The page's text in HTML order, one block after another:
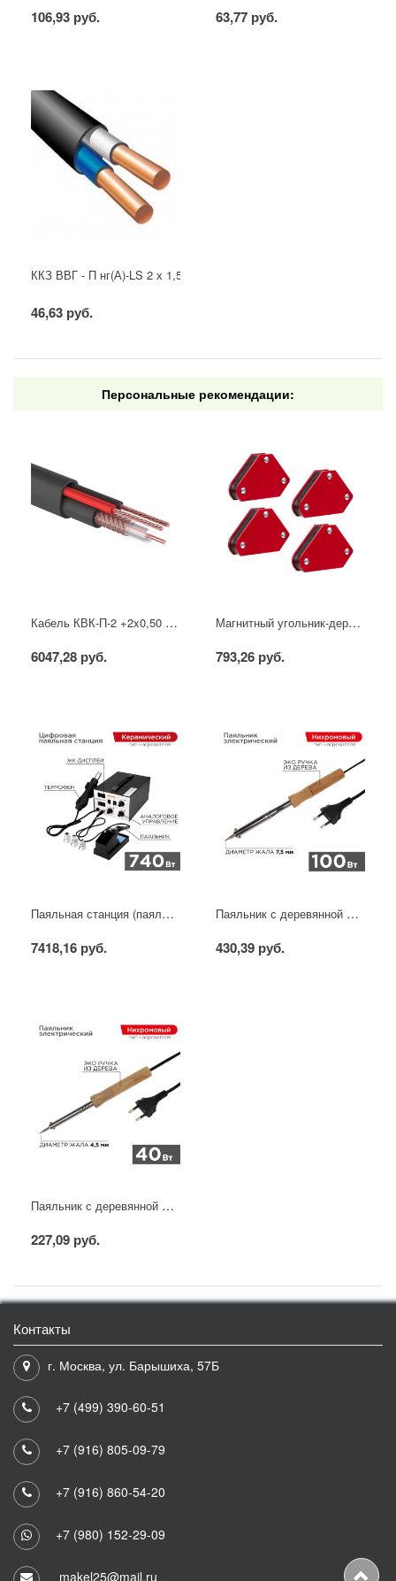
106,93 руб. 63,77 руб.
ККЗ ВВГ - П нг(А)-LS 2 х 1,5 ГОСТ
46,63 руб.
Персональные рекомендации:
Кабель КВК-П-2 +2x0,50 мм² (Cu/CCA) (96) черный, 200 м, PROconnect
6047,28 руб.
Магнитный угольник-держатель для сварки набор 4 шт. на 4 кг REXANT
793,26 руб.
Паяльная станция (паяльник + фен), модель R852AD+, 100-500°C, LED дисплей REXANT
7418,16 руб.
Паяльник с деревянной ручкой, серия WOOD, 100Вт, 230В, блистер PROconnect
430,39 руб.
Паяльник с деревянной ручкой, серия WOOD, 40Вт, 230В, блистер PROconnect
227,09 руб.
Контакты
г. Москва, ул. Барышиха, 57Б
+7 (499) 390-60-51
+7 (916) 805-09-79
+7 (916) 860-54-20
+7 (980) 152-29-09
makel25@mail.ru